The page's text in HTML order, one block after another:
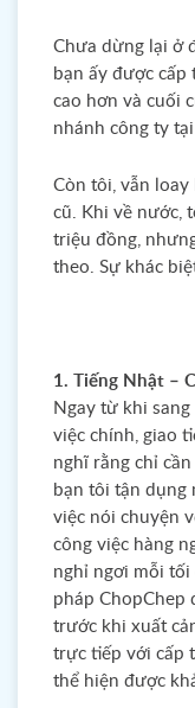
Chưa dừng lại ở
bạn ấy được
cao hơn và cuối
nhánh công ty
Còn tôi, vẫn loay
cũ. Khi về nước,
triệu đồng,
theo. Sự khác
1. Tiếng Nhật –
Ngay từ khi
việc chính, giao
nghĩ rằng chỉ
bạn tôi tận dụng
việc nói chuyện
công việc hàng
nghỉ ngơi mỗi
pháp ChopChep
trước khi xuất
trực tiếp với cấp
thể hiện được